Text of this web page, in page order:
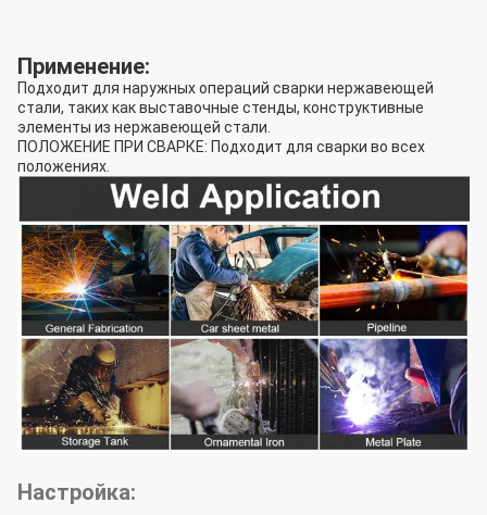
Применение:
Подходит для наружных операций сварки нержавеющей
стали, таких как выставочные стенды, конструктивные
элементы из нержавеющей стали.
ПОЛОЖЕНИЕ ПРИ СВАРКЕ: Подходит для сварки во всех
положениях.
Настройка: